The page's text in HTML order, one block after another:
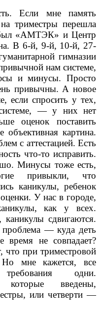
Если мне память
триместры перешла
«АМТЭК» и Центр
В 6-й, 9-й, 10-й, 27-
гимназии
нам системе,
и минусы. Просто
привычны. А новое
если спросить у тех,
— у них нет
оценок поставить
объективная картина.
с аттестацией. Есть
что-то исправить.
Минусы тоже есть,
привыкли, что
каникулы, ребенок
У нас в городе,
как у всех.
сдвигаются.
проблема — куда деть
время не совпадает?
что при триместровой
Но мне кажется, все
одни.
которые введены,
или четверти —